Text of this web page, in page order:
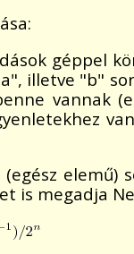
géppel
illetve "b"
vannak
is megadja